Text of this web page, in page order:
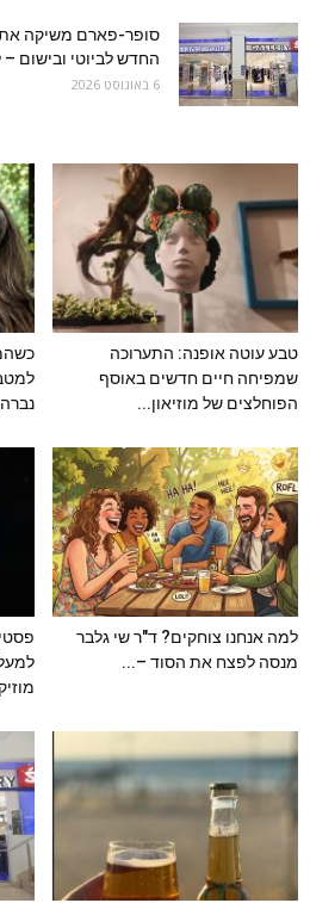
החדש לביוטי ובישום
6 באוגוסט 2026
טבע עוטה אופנה: התערוכה
שמפיחה חיים חדשים באוסף
הפוחלצים של מוזיאון...
למה אנחנו צוחקים? ד"ר שי גלבר
מנסה לפצח את הסוד –...